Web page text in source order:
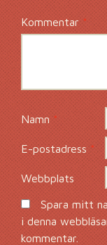
Kommentar*
Namn*
E-postadress*
Webbplats
Spara mitt
i denna
kommentar.